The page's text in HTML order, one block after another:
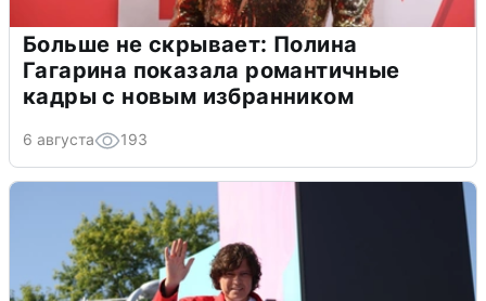
Больше не скрывает: Полина
Гагарина показала романтичные
кадры с новым избранником
6 августа 193